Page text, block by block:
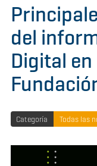
del
Digital en
Categoría Todas las